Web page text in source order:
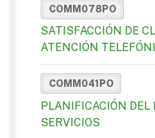
COMM078PO
SATISFACCIÓN DE
ATENCIÓN
COMM041PO
PLANIFICACIÓN DEL
SERVICIOS